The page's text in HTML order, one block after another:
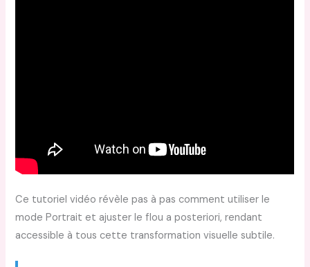
Ce tutoriel vidéo révèle pas à pas comment utiliser le
mode Portrait et ajuster le flou a posteriori, rendant
accessible à tous cette transformation visuelle subtile.